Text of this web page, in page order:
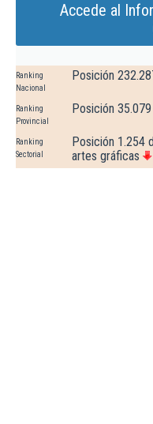
Accede al
Ranking
Nacional
Posición
Ranking
Provincial
Posición
Ranking
Sectorial
Posición 1.254
artes gráficas